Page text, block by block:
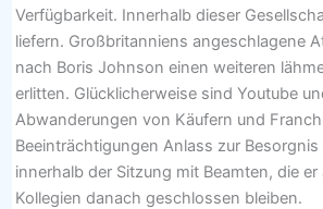
Verfügbarkeit. Innerhalb dieser
liefern. Großbritanniens angeschlagene
nach Boris Johnson einen weiteren
erlitten. Glücklicherweise sind Youtube
Abwanderungen von Käufern und
Beeinträchtigungen Anlass zur
innerhalb der Sitzung mit Beamten, die
Kollegien danach geschlossen bleiben.